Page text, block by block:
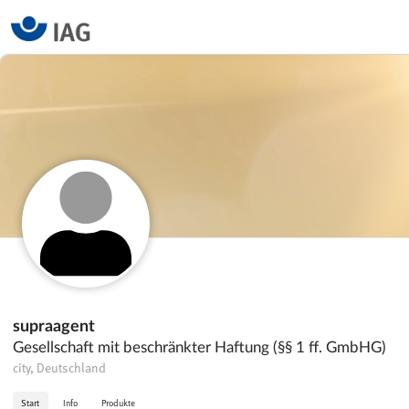
supraagent
Gesellschaft mit beschränkter Haftung (§§ 1 ff. GmbHG)
city, Deutschland
Start Info Produkte